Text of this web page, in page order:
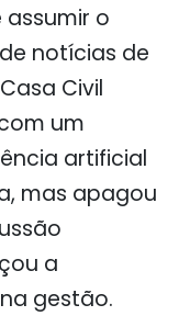
o
notícias de
Civil
um
artificial
mas apagou
a
gestão.